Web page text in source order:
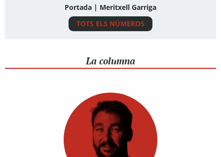
Portada | Meritxell Garriga
TOTS ELS NÚMEROS
La columna